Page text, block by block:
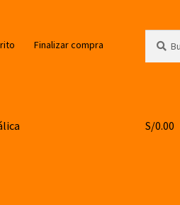
Finalizar compra
por:
S/0.00